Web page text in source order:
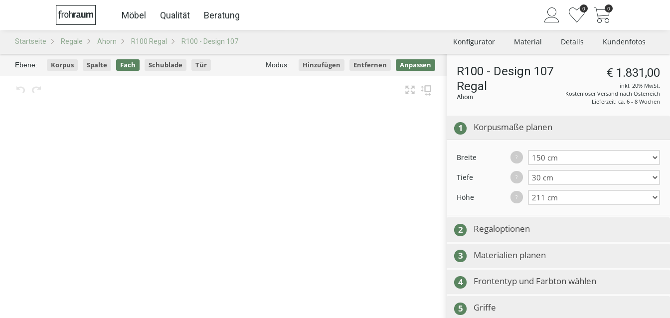
Möbel Qualität Beratung
0 0
Startseite Regale Ahorn R100 Regal R100 - Design 107 Konfigurator Material Details Kundenfotos
Ebene: Korpus Spalte Fach Schublade Tür Modus: Hinzufügen Entfernen Anpassen
R100 - Design 107
Regal
Ahorn
€ 1.831,00
inkl. 20% MwSt.
Kostenloser Versand nach Österreich
Lieferzeit: ca. 6 - 8 Wochen
1 Korpusmaße planen
Breite ?
Tiefe ?
Höhe ?
2 Regaloptionen
3 Materialien planen
4 Frontentyp und Farbton wählen
5 Griffe